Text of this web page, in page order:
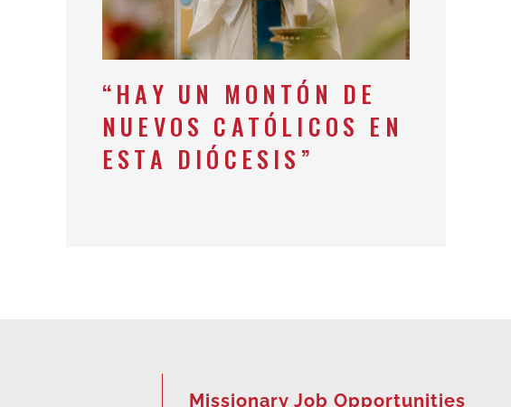
“HAY UN MONTÓN DE
NUEVOS CATÓLICOS EN
ESTA DIÓCESIS”
Missionary Job Opportunities